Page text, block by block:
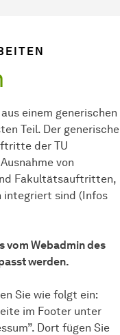
einem generischen
Teil. Der generische
der TU
von
Fakultätsauftritten,
integriert sind (Infos
vom Webadmin des
werden.
Sie wie folgt ein:
im Footer unter
Dort fügen Sie